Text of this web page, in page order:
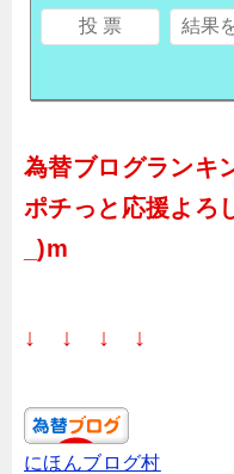
為替ブログランキ
ポチっと応援よろ
_)m
↓ ↓ ↓ ↓
にほんブログ村